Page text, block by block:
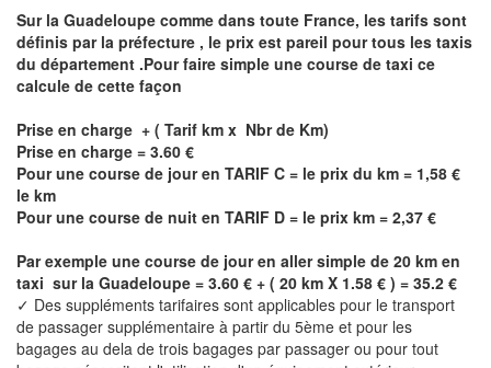
Sur la Guadeloupe comme dans toute France, les tarifs sont
définis par la préfecture , le prix est pareil pour tous les taxis
du département .Pour faire simple une course de taxi ce
calcule de cette façon
Prise en charge + ( Tarif km x Nbr de Km)
Prise en charge = 3.60 €
Pour une course de jour en TARIF C = le prix du km = 1,58 €
le km
Pour une course de nuit en TARIF D = le prix km = 2,37 €
Par exemple une course de jour en aller simple de 20 km en
taxi sur la Guadeloupe = 3.60 € + ( 20 km X 1.58 € ) = 35.2 €
✓ Des suppléments tarifaires sont applicables pour le transport
de passager supplémentaire à partir du 5ème et pour les
bagages au dela de trois bagages par passager ou pour tout